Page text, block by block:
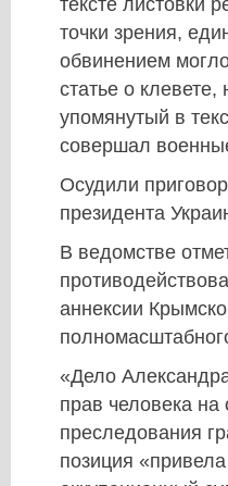
тексте листовки
точки зрения,
обвинением
статье о
упомянутый в
совершал
Осудили
президента
В ведомстве
аннексии
«Дело
прав человека на
преследования
позиция